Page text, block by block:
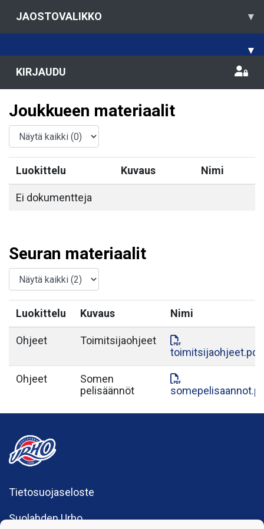
JAOSTOVALIKKO ▾
▾
KIRJAUDU
Joukkueen materiaalit
Luokittelu Kuvaus Nimi
Ei dokumentteja
Seuran materiaalit
Luokittelu Kuvaus Nimi
Ohjeet
Toimitsijaohjeet
toimitsijaohjeet.pdf
Ohjeet
Somen
pelisäännöt
Tietosuojaseloste
Suolahden Urho